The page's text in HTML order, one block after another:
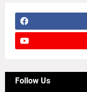
Follow Us